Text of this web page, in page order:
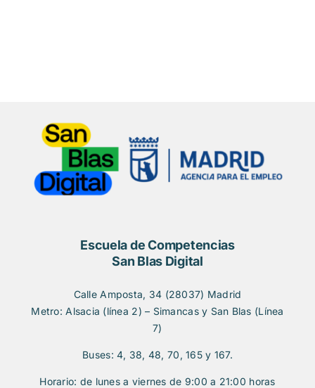
Escuela de Competencias
San Blas Digital
Calle Amposta, 34 (28037) Madrid
Metro: Alsacia (línea 2) – Simancas y San Blas (Línea
7)
Buses: 4, 38, 48, 70, 165 y 167.
Horario: de lunes a viernes de 9:00 a 21:00 horas